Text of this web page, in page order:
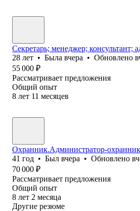
Секретарь; менеджер; консультант;
28 лет • Была вчера • Обновлено
55 000 ₽
Рассматривает предложения
Общий опыт
8 лет 11 месяцев
Охранник.Администратор-
41 год • Был вчера • Обновлено
70 000 ₽
Рассматривает предложения
Общий опыт
8 лет 2 месяца
Другие резюме